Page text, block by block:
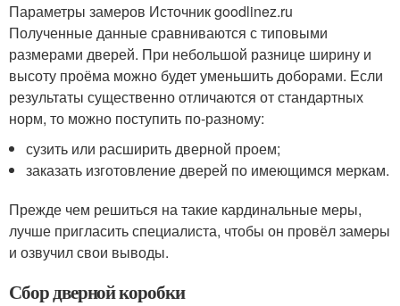
Параметры замеров Источник goodlinez.ru
Полученные данные сравниваются с типовыми
размерами дверей. При небольшой разнице ширину и
высоту проёма можно будет уменьшить доборами. Если
результаты существенно отличаются от стандартных
норм, то можно поступить по-разному:
сузить или расширить дверной проем;
заказать изготовление дверей по имеющимся меркам.
Прежде чем решиться на такие кардинальные меры,
лучше пригласить специалиста, чтобы он провёл замеры
и озвучил свои выводы.
Сбор дверной коробки